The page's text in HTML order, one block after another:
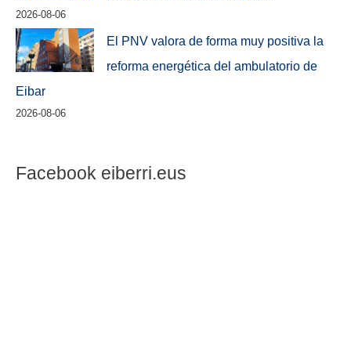
2026-08-06
El PNV valora de forma muy positiva la
reforma energética del ambulatorio de
Eibar
2026-08-06
Facebook eiberri.eus